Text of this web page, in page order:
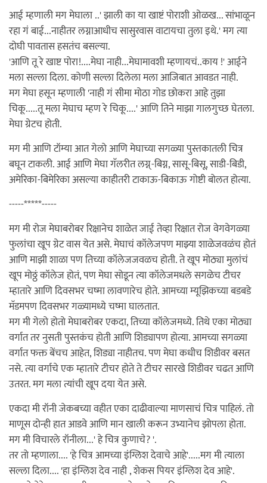
आई म्हणाली मग मेघाला ..' झाली का या खाष्टं पोराशी ओळख... सांभाळून
रहा गं बाई...नाहीतर लग्नाआधीच सासुरवास वाटायचा तुला इथे.' मग त्या
दोघी पावतास हसतंच बसल्या.
'आणि तू रे खाष्ट पोरा!....मेघा नाही...मेघामावशी म्हणायचं..काय !' आईने
मला सल्ला दिला. कोणी सल्ला दिलेला मला आजिबात आवडत नाही.
मग मेघा हसून म्हणाली 'नाही गं सीमा मोठा गोड छोकरा आहे तुझा
चिकू.....तू मला मेघाच म्हण रे चिकू....' आणि तिने माझा गालगुच्छ घेतला.
मेघा ग्रेटच होती.
मग मी आणि टॉम्या आत गेलो आणि मेघाच्या सगळ्या पुस्तकातली चित्र
बघून टाकली. आई आणि मेघा गॅलरीत लग्न्-बिग्न, सासू-बिसू, साडी-बिडी,
अमेरिका-बिमेरिका असल्या काहीतरी टाकाऊ-बिकाऊ गोष्टी बोलत होत्या.
-----*****-----
मग मी रोज मेघाबरोबर रिक्षानेच शाळेत जाई तेव्हा रिक्षात रोज वेगवेगळ्या
फुलांचा खूप ग्रेट वास येत असे. मेघाचं कॉलेजपण माझ्या शाळेजवळंच होतं
आणि माझी शाळा पण तिच्या कॉलेजजवळच होती. ते खूप मोठ्या मुलांचं
खूप मोठ्ठं कॉलेज होतं, पण मेघा सोडून त्या कॉलेजमधले सगळेच टीचर
म्हातारे आणि दिवसभर चष्मा लावणारेच होते. आमच्या म्यूझिकच्या बडबडे
मॅडमपण दिवसभर गळ्यामध्ये चष्मा घालतात.
मग मी गेलो होतो मेघाबरोबर एकदा, तिच्या कॉलेजमध्ये. तिथे एका मोठ्या
वर्गात तर नुसती पुस्तकंच होती आणि शिड्यापण होत्या. आमच्या सगळ्या
वर्गात फक्त बेंचच आहेत, शिड्या नाहीतच. पण मेघा कधीच शिडीवर बसत
नसे. त्या वर्गाचे एक म्हातारे टीचर होते ते टीचर सारखे शिडीवर चढत आणि
उतरत. मग मला त्यांची खूप दया येत असे.
एकदा मी रॉनी जेकबच्या वहीत एका दाढीवाल्या माणसाचं चित्र पाहिलं. तो
माणूस दोन्ही हात आडवे आणि मान खाली करून उभ्यानेच झोपला होता.
मग मी विचारले रॉनीला...' हे चित्र कुणाचे? '.
तर तो म्हणाला.... 'हे चित्र आमच्या इंग्लिश देवाचे आहे'.....मग मी त्याला
सल्ला दिला.... 'हा इंग्लिश देव नाही , शेकस पियर इंग्लिश देव आहे'.